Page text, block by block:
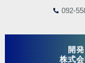
092-
開
株式